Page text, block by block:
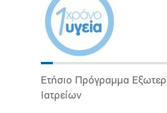
Ετήσιο Πρόγραμμα
Ιατρείων